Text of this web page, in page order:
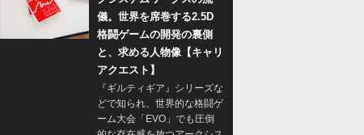
儀。世界を席巻する2.5D
格闘ゲームの開発の裏側
と、求める人物像【キャリ
アクエスト】
『ギルティギア』シリーズな
どで知られ、世界的な格闘ゲ
ーム大会「EVO」でも圧倒